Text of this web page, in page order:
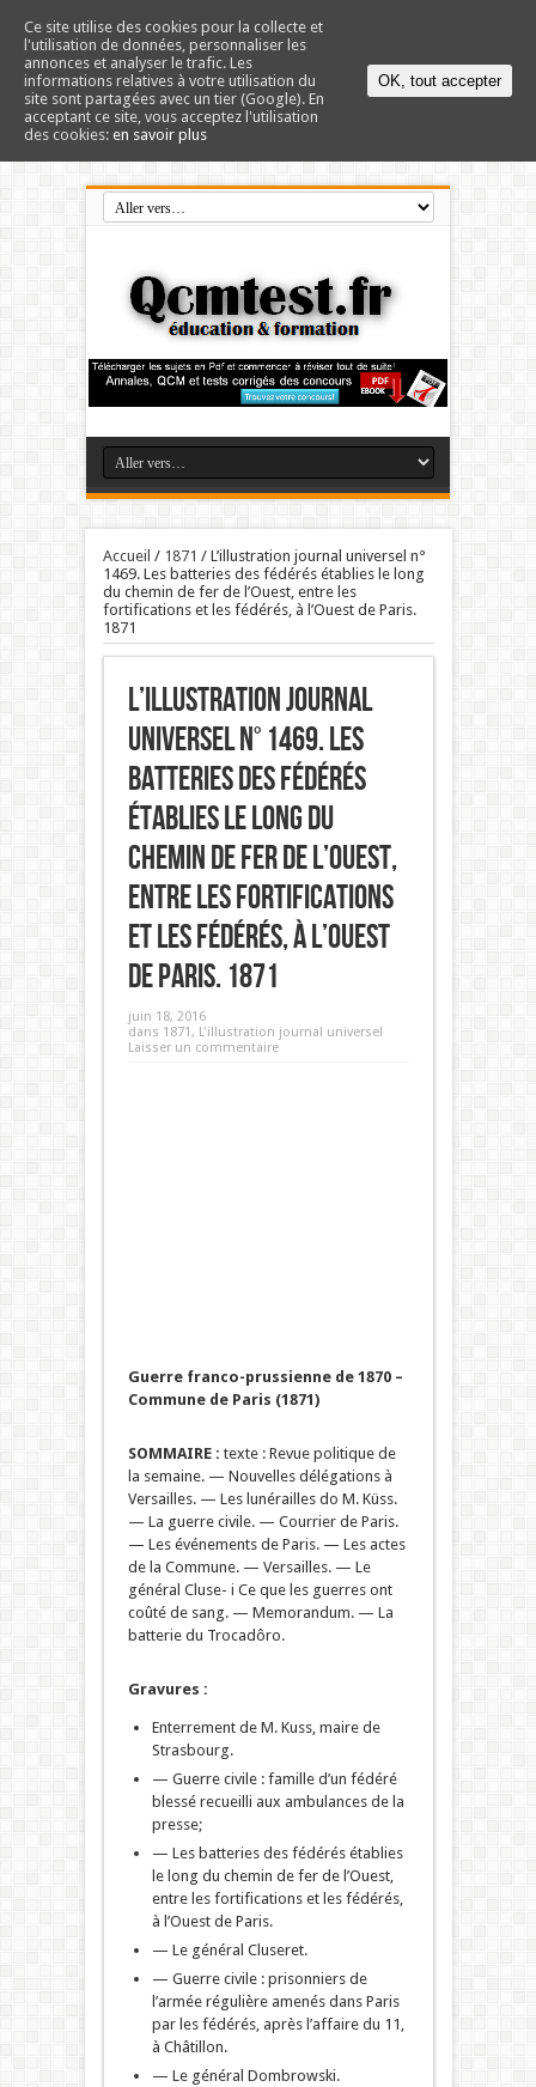
Accueil / 1871 / L’illustration journal universel n°
1469. Les batteries des fédérés établies le long
du chemin de fer de l’Ouest, entre les
fortifications et les fédérés, à l’Ouest de Paris.
1871
L’illustration journal
universel n° 1469. Les
batteries des fédérés
établies le long du
chemin de fer de l’Ouest,
entre les fortifications
et les fédérés, à l’Ouest
de Paris. 1871
juin 18, 2016
dans 1871, L'illustration journal universel
Laisser un commentaire
Guerre franco-prussienne de 1870 –
Commune de Paris (1871)
SOMMAIRE : texte : Revue politique de
la semaine. — Nouvelles délégations à
Versailles. — Les lunérailles do M. Küss.
— La guerre civile. — Courrier de Paris.
— Les événements de Paris. — Les actes
de la Commune. — Versailles. — Le
général Cluse- i Ce que les guerres ont
coûté de sang. — Memorandum. — La
batterie du Trocadôro.
Gravures :
Enterrement de M. Kuss, maire de
Strasbourg.
— Guerre civile : famille d’un fédéré
blessé recueilli aux ambulances de la
presse;
— Les batteries des fédérés établies
le long du chemin de fer de l’Ouest,
entre les fortifications et les fédérés,
à l’Ouest de Paris.
— Le général Cluseret.
— Guerre civile : prisonniers de
l’armée régulière amenés dans Paris
par les fédérés, après l’affaire du 11,
à Châtillon.
— Le général Dombrowski.
Ce site utilise des cookies pour la collecte et
l'utilisation de données, personnaliser les
annonces et analyser le trafic. Les
informations relatives à votre utilisation du
site sont partagées avec un tier (Google). En
acceptant ce site, vous acceptez l'utilisation
des cookies: en savoir plus
OK, tout accepter